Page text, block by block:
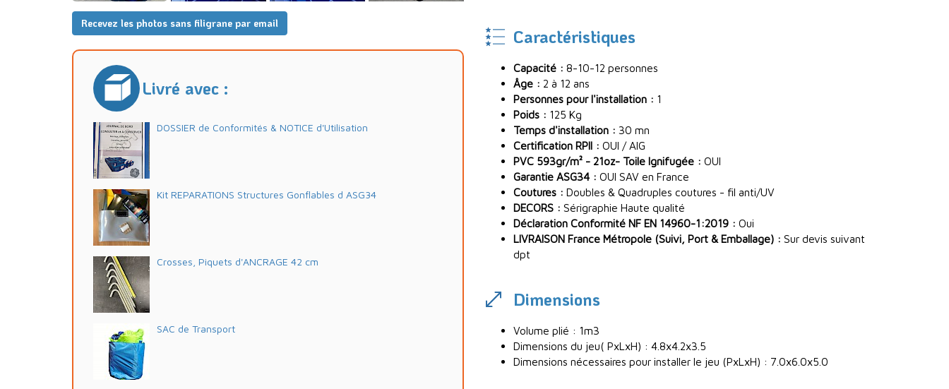
Recevez les photos sans filigrane par email
Livré avec :
DOSSIER de Conformités & NOTICE d'Utilisation
Kit REPARATIONS Structures Gonflables d ASG34
Crosses, Piquets d'ANCRAGE 42 cm
SAC de Transport
Caractéristiques
Capacité : 8-10-12 personnes
Âge : 2 à 12 ans
Personnes pour l'installation : 1
Poids : 125 Kg
Temps d'installation : 30 mn
Certification RPII : OUI / AIG
PVC 593gr/m² - 21oz- Toile Ignifugée : OUI
Garantie ASG34 : OUI SAV en France
Coutures : Doubles & Quadruples coutures - fil anti/UV
DECORS : Sérigraphie Haute qualité
Déclaration Conformité NF EN 14960-1:2019 : Oui
LIVRAISON France Métropole (Suivi, Port & Emballage) : Sur devis suivant
dpt
Dimensions
Volume plié : 1m3
Dimensions du jeu( PxLxH) : 4.8x4.2x3.5
Dimensions nécessaires pour installer le jeu (PxLxH) : 7.0x6.0x5.0